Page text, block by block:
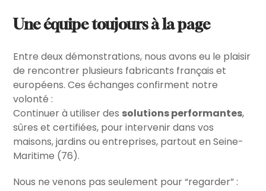
Une équipe toujours à la page
Entre deux démonstrations, nous avons eu le plaisir
de rencontrer plusieurs fabricants français et
européens. Ces échanges confirment notre
volonté :
Continuer à utiliser des solutions performantes,
sûres et certifiées, pour intervenir dans vos
maisons, jardins ou entreprises, partout en Seine-
Maritime (76).
Nous ne venons pas seulement pour “regarder” :